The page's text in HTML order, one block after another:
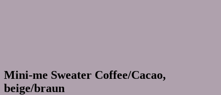
Mini-me Sweater Coffee/Cacao,
beige/braun